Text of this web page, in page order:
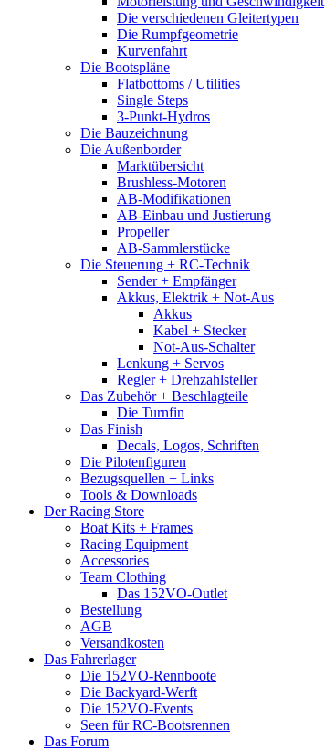
Die verschiedenen Gleitertypen
Die Rumpfgeometrie
Kurvenfahrt
Die Bootspläne
Flatbottoms / Utilities
Single Steps
3-Punkt-Hydros
Die Bauzeichnung
Die Außenborder
Marktübersicht
Brushless-Motoren
AB-Modifikationen
AB-Einbau und Justierung
Propeller
AB-Sammlerstücke
Die Steuerung + RC-Technik
Sender + Empfänger
Akkus, Elektrik + Not-Aus
Akkus
Kabel + Stecker
Not-Aus-Schalter
Lenkung + Servos
Regler + Drehzahlsteller
Das Zubehör + Beschlagteile
Die Turnfin
Das Finish
Decals, Logos, Schriften
Die Pilotenfiguren
Bezugsquellen + Links
Tools & Downloads
Der Racing Store
Boat Kits + Frames
Racing Equipment
Accessories
Team Clothing
Das 152VO-Outlet
Bestellung
AGB
Versandkosten
Das Fahrerlager
Die 152VO-Rennboote
Die Backyard-Werft
Die 152VO-Events
Seen für RC-Bootsrennen
Das Forum